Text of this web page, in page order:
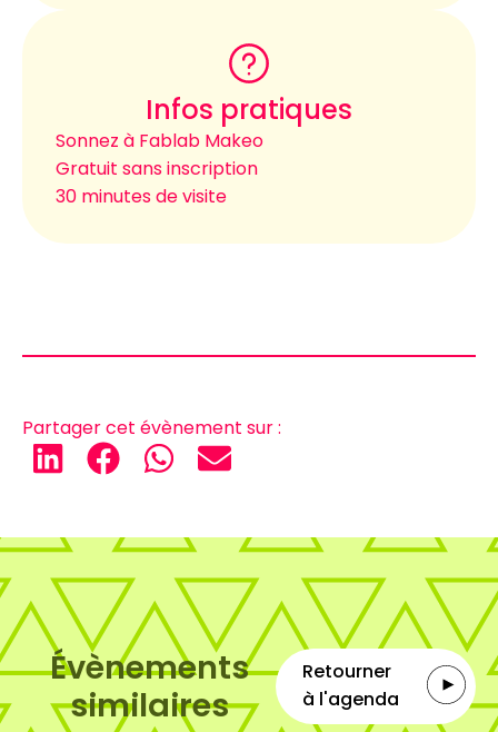
Infos pratiques
Sonnez à Fablab Makeo
Gratuit sans inscription
30 minutes de visite
Partager cet évènement sur :
Évènements
similaires
Retourner
à l'agenda